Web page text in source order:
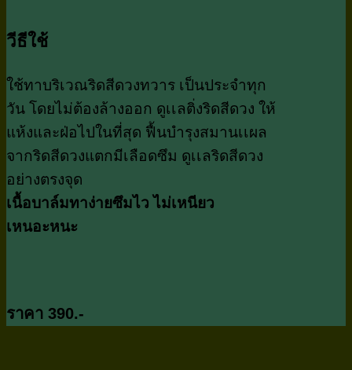
วีธีใช้
ใช้ทาบริเวณริดสีดวงทวาร เป็นประจำทุก
วัน โดยไม่ต้องล้างออก ดูเเลติ่งริดสีดวง ให้
แห้งและฝ่อไปในที่สุด ฟื้นบำรุงสมานเเผล
จากริดสีดวงแตกมีเลือดซึม ดูเเลริดสีดวง
อย่างตรงจุด
เนื้อบาล์มทาง่ายซึมไว ไม่เหนียว
เหนอะหนะ
ราคา 390.-